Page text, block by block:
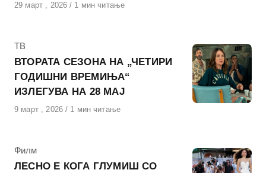
Објавено
29 март , 2026 1 мин читање
КАтегорија
ТВ
ВТОРАТА СЕЗОНА НА „ЧЕТИРИ
ГОДИШНИ ВРЕМИЊА“
ИЗЛЕГУВА НА 28 МАЈ
Објавено
9 март , 2026 1 мин читање
КАтегорија
Филм
ЛЕСНО Е КОГА ГЛУМИШ СО